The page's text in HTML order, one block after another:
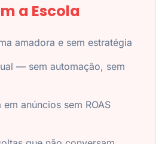
a Escola
amadora e sem estratégia
— sem automação, sem
anúncios sem ROAS